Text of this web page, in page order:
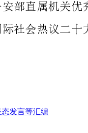
态发言等汇编